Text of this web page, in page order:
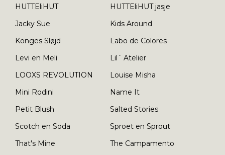
HUTTEliHUT
HUTTEliHUT jasje
Jacky Sue
Kids Around
Konges Sløjd
Labo de Colores
Levi en Meli
Lil´ Atelier
LOOXS REVOLUTION
Louise Misha
Mini Rodini
Name It
Petit Blush
Salted Stories
Scotch en Soda
Sproet en Sprout
That's Mine
The Campamento